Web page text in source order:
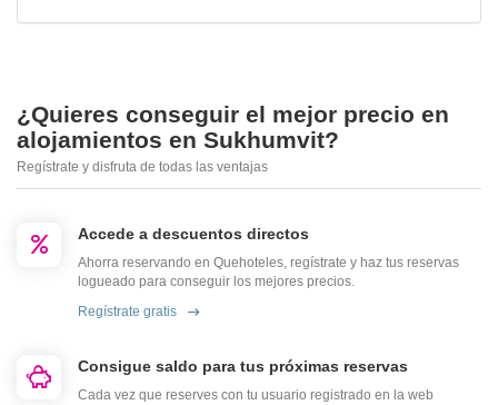
¿Quieres conseguir el mejor precio en
alojamientos en Sukhumvit?
Regístrate y disfruta de todas las ventajas
Accede a descuentos directos
Ahorra reservando en Quehoteles, regístrate y haz tus reservas
logueado para conseguir los mejores precios.
Regístrate gratis
Consigue saldo para tus próximas reservas
Cada vez que reserves con tu usuario registrado en la web